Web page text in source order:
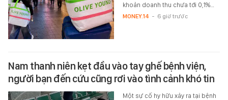
khoản doanh thu chưa tới 0,1%…
MONEY.14 - 6 giờ trước
Nam thanh niên kẹt đầu vào tay ghế bệnh viện,
người bạn đến cứu cũng rơi vào tình cảnh khó tin
Một sự cố hy hữu xảy ra tại bệnh